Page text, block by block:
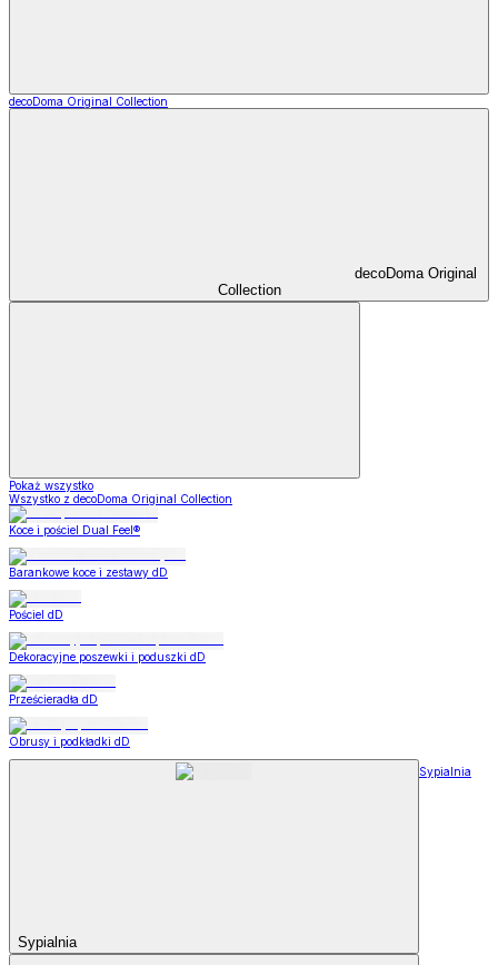
decoDoma Original Collection
decoDoma Original
Collection
Pokaż wszystko
Wszystko z decoDoma Original Collection
Koce i pościel Dual Feel®
Barankowe koce i zestawy dD
Pościel dD
Dekoracyjne poszewki i poduszki dD
Prześcieradła dD
Obrusy i podkładki dD
Sypialnia
Sypialnia